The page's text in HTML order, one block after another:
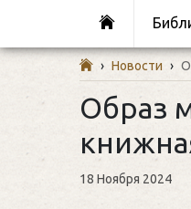
› Новости ›
Образ
18 Ноября 2024